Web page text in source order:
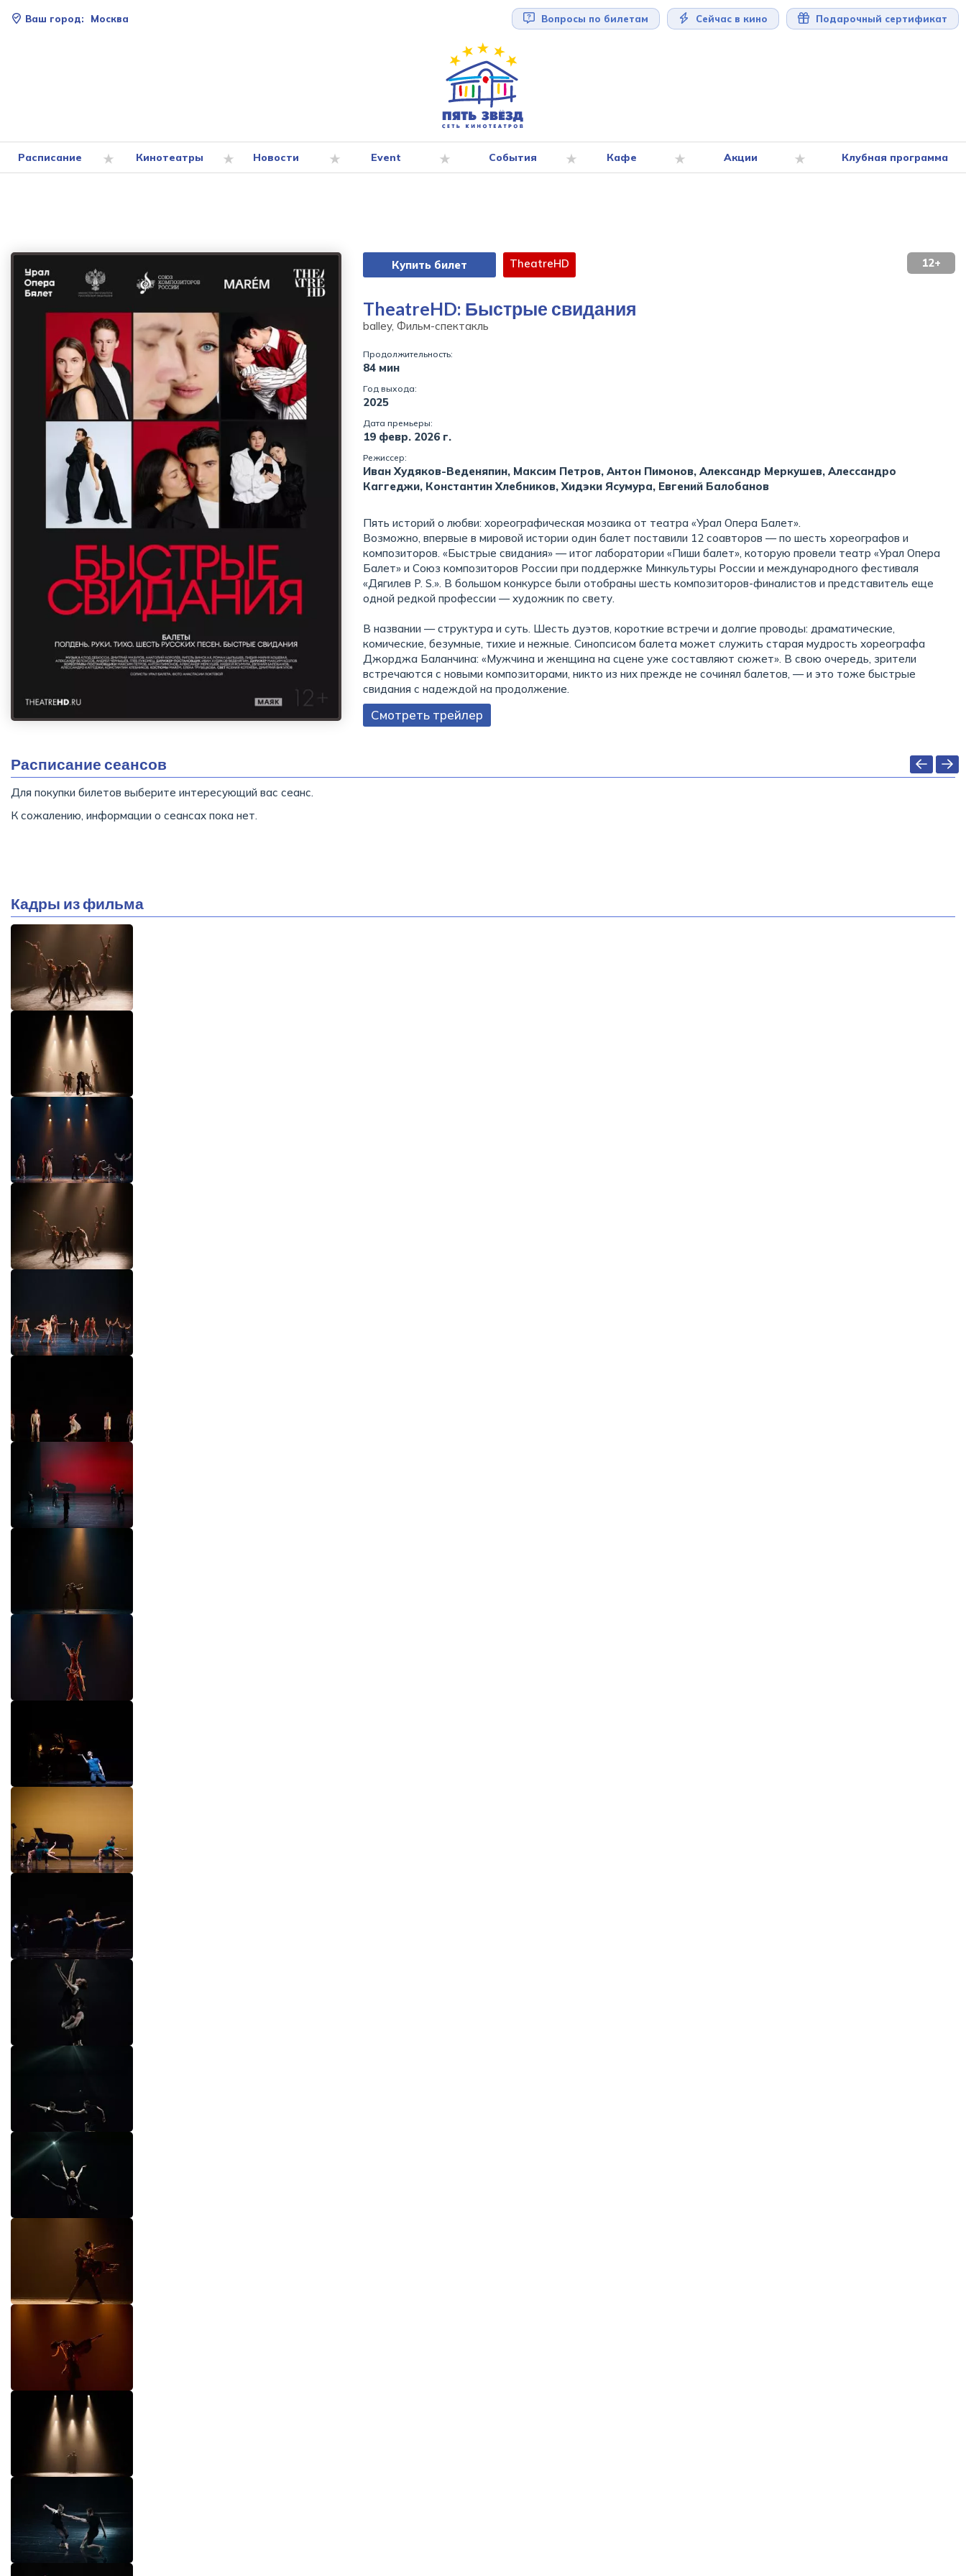
Ваш город: Москва Вопросы по билетам Сейчас в кино Подарочный сертификат
Расписание Кинотеатры Новости Event События Кафе Акции Клубная программа
Купить билет TheatreHD
TheatreHD: Быстрые свидания
balley, Фильм-спектакль
12+
Продолжительность:
84 мин
Год выхода:
2025
Дата премьеры:
19 февр. 2026 г.
Режиссер:
Иван Худяков-Веденяпин, Максим Петров, Антон Пимонов, Александр Меркушев, Алессандро
Каггеджи, Константин Хлебников, Хидэки Ясумура, Евгений Балобанов
Пять историй о любви: хореографическая мозаика от театра «Урал Опера Балет».
Возможно, впервые в мировой истории один балет поставили 12 соавторов — по шесть хореографов и
композиторов. «Быстрые свидания» — итог лаборатории «Пиши балет», которую провели театр «Урал Опера
Балет» и Союз композиторов России при поддержке Минкультуры России и международного фестиваля
«Дягилев P. S.». В большом конкурсе были отобраны шесть композиторов-финалистов и представитель еще
одной редкой профессии — художник по свету.
В названии — структура и суть. Шесть дуэтов, короткие встречи и долгие проводы: драматические,
комические, безумные, тихие и нежные. Синопсисом балета может служить старая мудрость хореографа
Джорджа Баланчина: «Мужчина и женщина на сцене уже составляют сюжет». В свою очередь, зрители
встречаются с новыми композиторами, никто из них прежде не сочинял балетов, — и это тоже быстрые
свидания с надеждой на продолжение.
Смотреть трейлер
Расписание сеансов
Для покупки билетов выберите интересующий вас сеанс.
К сожалению, информации о сеансах пока нет.
Кадры из фильма